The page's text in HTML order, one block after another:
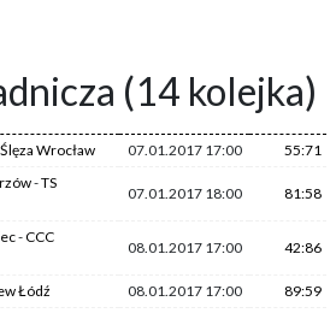
(14 kolejka)
Wrocław 07.01.2017 17:00
55:71
-TS
07.01.2017 18:00 81:58
-CCC
08.01.2017 17:00 42:86
Łódź 08.01.2017 17:00
89:59